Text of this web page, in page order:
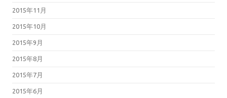
2015年11月
2015年10月
2015年9月
2015年8月
2015年7月
2015年6月